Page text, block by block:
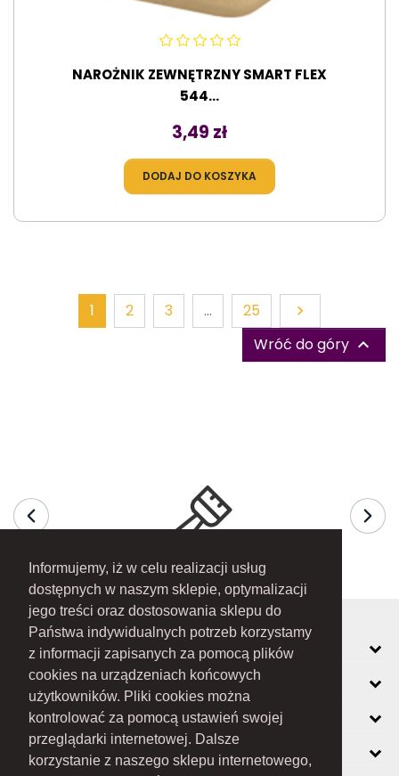
Informujemy, iż w celu realizacji usług
dostępnych w naszym sklepie, optymalizacji
jego treści oraz dostosowania sklepu do
Państwa indywidualnych potrzeb korzystamy
z informacji zapisanych za pomocą plików
cookies na urządzeniach końcowych
użytkowników. Pliki cookies można
kontrolować za pomocą ustawień swojej
przeglądarki internetowej. Dalsze
korzystanie z naszego sklepu internetowego,
NAROŻNIK ZEWNĘTRZNY SMART FLEX
544...
Cena
3,49 zł
DODAJ DO KOSZYKA
1 2 3 … 25 Dalej

Wróć do góry 
MOJE KONTO
INFORMACJE
O FIRMIE
ZOBACZ RÓWNIEŻ